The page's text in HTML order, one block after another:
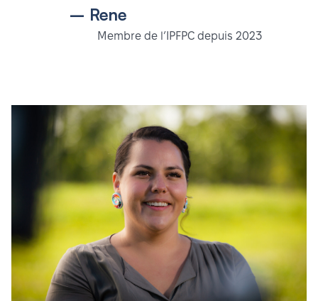
– Rene
Membre de l’IPFPC depuis 2023